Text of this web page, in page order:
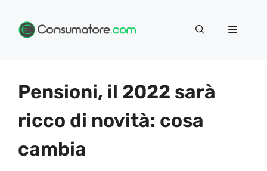
Menu
Pensioni, il 2022 sarà
ricco di novità: cosa
cambia